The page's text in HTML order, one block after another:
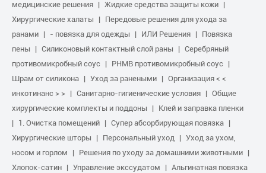
медицинские решения
Жидкие средства защиты кожи
Хирургические халаты
Передовые решения для ухода за
ранами
- повязка для одежды ИЛИ Решения
Повязка
пены
Силиконовый контактный слой раны
Серебряный
противомикробный соус
PHMB противомикробный соус
Шрам от силикона
Уход за ранеными
Организация < <
инкотинанс > >
Санитарно-гигиенические условия
Общие
хирургические комплекты и поддоны
Клей и заправка пленки
1. Очистка помещений
Супер абсорбирующая повязка
Хирургические шторы
Персональный уход
Уход за ухом,
носом и горлом
Решения по уходу за домашними животными
Хлопок-сатин
Управление экссудатом Альгинатная повязка